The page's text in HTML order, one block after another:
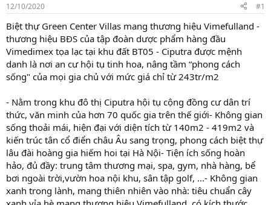
g
12/10/2020 #1
Biệt thự Green Center Villas mang thương hiệu Vimefulland -
thương hiệu BĐS của tập đoàn dược phẩm hàng đầu
Vimedimex tọa lạc tại khu đất BT05 - Ciputra được mệnh
danh là nơi an cư hội tụ tinh hoa, nâng tầm “phong cách
sống" của mọi gia chủ với mức giá chỉ từ 243tr/m2
- Nằm trong khu đô thị Ciputra hội tụ cộng đồng cư dân trí
thức, văn minh của hơn 70 quốc gia trên thế giới- Không gian
sống thoải mái, hiện đại với diện tích từ 140m2 - 419m2 và
kiến trúc tân cổ điển châu Âu sang trọng, phong cách biệt thự
lâu đài hoàng gia hiếm hoi tại Hà Nội- Tiện ích sống hoàn
hảo, đủ đầy: trung tâm thương mại, spa, gym, nhà hàng, bể
bơi ngoài trời,vườn hoa nội khu, sân tập golf, ...- Không gian
xanh trong lành, mang thiên nhiên vào nhà: tiêu chuẩn cây